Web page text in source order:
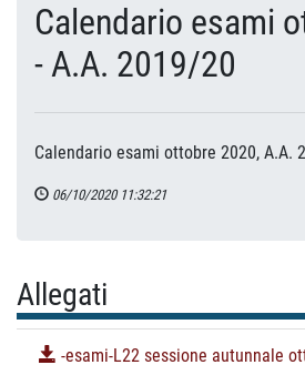
Calendario esami
- A.A. 2019/20
Calendario esami ottobre 2020, A.A.
06/10/2020 11:32:21
Allegati
-esami-L22 sessione autunnale